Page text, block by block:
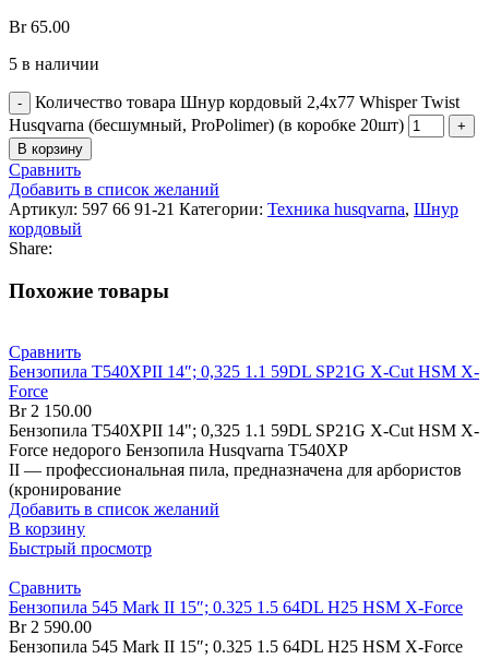
Br65.00
5 в наличии
Количество товара Шнур кордовый 2,4x77 Whisper Twist
Husqvarna (бесшумный, ProPolimer) (в коробке 20шт)
В корзину
Сравнить
Добавить в список желаний
Артикул: 597 66 91-21 Категории: Техника husqvarna, Шнур
кордовый
Share:
Похожие товары
Сравнить
Бензопила T540XPII 14″; 0,325 1.1 59DL SP21G X-Cut HSM X-
Force
Br2 150.00
Бензопила T540XPII 14"; 0,325 1.1 59DL SP21G X-Cut HSM X-
Force недорого Бензопила Husqvarna T540XP
II — профессиональная пила, предназначена для арбористов
(кронирование
Добавить в список желаний
В корзину
Быстрый просмотр
Сравнить
Бензопила 545 Mark II 15″; 0.325 1.5 64DL H25 HSM X-Force
Br2 590.00
Бензопила 545 Mark II 15″; 0.325 1.5 64DL H25 HSM X-Force